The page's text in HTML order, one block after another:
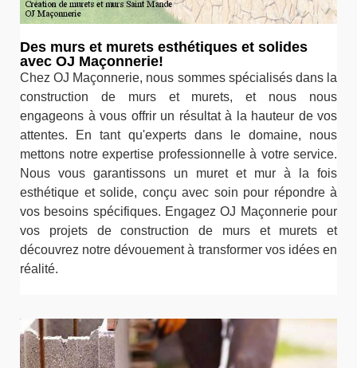
Des murs et murets esthétiques et solides
avec OJ Maçonnerie!
Chez OJ Maçonnerie, nous sommes spécialisés dans la
construction de murs et murets, et nous nous
engageons à vous offrir un résultat à la hauteur de vos
attentes. En tant qu'experts dans le domaine, nous
mettons notre expertise professionnelle à votre service.
Nous vous garantissons un muret et mur à la fois
esthétique et solide, conçu avec soin pour répondre à
vos besoins spécifiques. Engagez OJ Maçonnerie pour
vos projets de construction de murs et murets et
découvrez notre dévouement à transformer vos idées en
réalité.